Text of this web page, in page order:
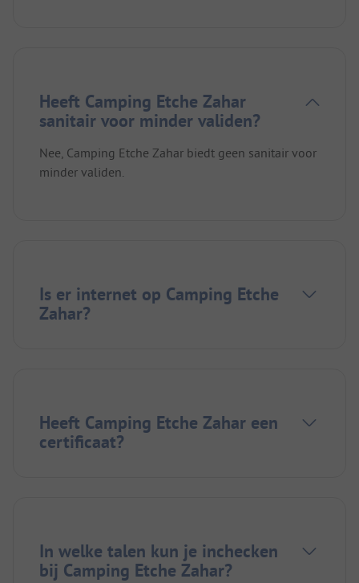
Heeft Camping Etche Zahar
sanitair voor minder validen?
Nee, Camping Etche Zahar biedt geen sanitair voor
minder validen.
Is er internet op Camping Etche
Zahar?
Heeft Camping Etche Zahar een
certificaat?
In welke talen kun je inchecken
bij Camping Etche Zahar?